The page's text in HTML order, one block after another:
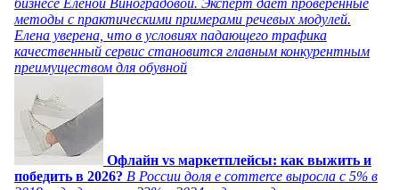
бизнесе Еленой Виноградовой. Эксперт дает проверенные
методы с практическими примерами речевых модулей.
Елена уверена, что в условиях падающего трафика
качественный сервис становится главным конкурентным
преимуществом для обувной
Офлайн vs маркетплейсы: как выжить и
победить в 2026? В России доля e commerce выросла с 5% в